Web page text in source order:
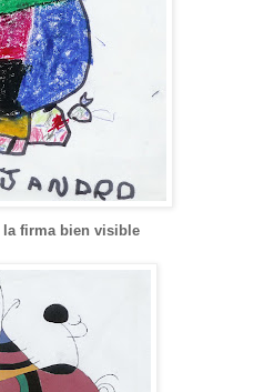
firma bien visible